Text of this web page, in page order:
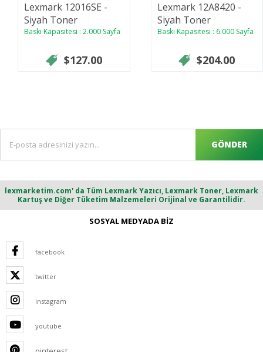
Lexmark 12016SE -
Siyah Toner
Baskı Kapasitesi : 2.000 Sayfa
$127.00
Lexmark 12A8420 -
Siyah Toner
Baskı Kapasitesi : 6.000 Sayfa
$204.00
GÖNDER
lexmarketim.com' da Tüm Lexmark Yazıcı, Lexmark Toner, Lexmark
Kartuş ve Diğer Tüketim Malzemeleri Orijinal ve Garantilidir.
SOSYAL MEDYADA BİZ
facebook
twitter
instagram
youtube